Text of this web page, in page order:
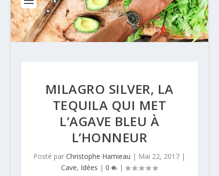
MILAGRO SILVER, LA
TEQUILA QUI MET
L’AGAVE BLEU À
L’HONNEUR
Posté parChristophe Hamieau | Mai 22, 2017 |
Cave, Idées |0 |